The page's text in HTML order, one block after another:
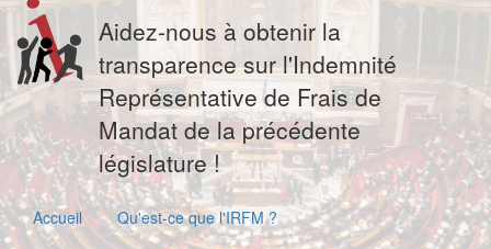
Aidez-nous à obtenir la
transparence sur l'Indemnité
Représentative de Frais de
Mandat de la précédente
législature !
Accueil
Qu'est-ce que l'IRFM ?